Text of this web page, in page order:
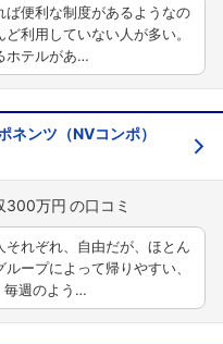
便利な制度があるようなの
利用していない人が多い。
ホテルがあ…
ネンツ（NVコンポ）
300万円
れぞれ、自由だが、ほとん
ープによって帰りやすい、
毎週のよう…